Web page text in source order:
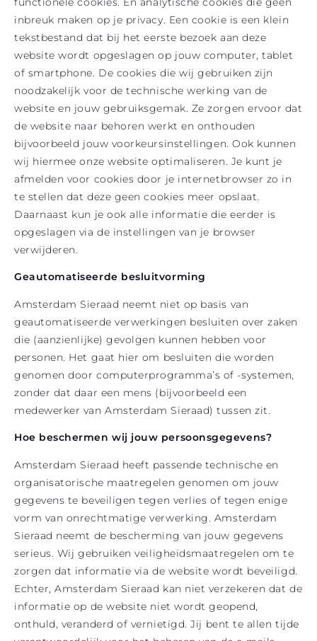
inbreuk maken op je privacy. Een cookie is een klein
tekstbestand dat bij het eerste bezoek aan deze
website wordt opgeslagen op jouw computer, tablet
of smartphone. De cookies die wij gebruiken zijn
noodzakelijk voor de technische werking van de
website en jouw gebruiksgemak. Ze zorgen ervoor dat
de website naar behoren werkt en onthouden
bijvoorbeeld jouw voorkeursinstellingen. Ook kunnen
wij hiermee onze website optimaliseren. Je kunt je
afmelden voor cookies door je internetbrowser zo in
te stellen dat deze geen cookies meer opslaat.
Daarnaast kun je ook alle informatie die eerder is
opgeslagen via de instellingen van je browser
verwijderen.
Geautomatiseerde besluitvorming
Amsterdam Sieraad neemt niet op basis van
geautomatiseerde verwerkingen besluiten over zaken
die (aanzienlijke) gevolgen kunnen hebben voor
personen. Het gaat hier om besluiten die worden
genomen door computerprogramma’s of -systemen,
zonder dat daar een mens (bijvoorbeeld een
medewerker van Amsterdam Sieraad) tussen zit.
Hoe beschermen wij jouw persoonsgegevens?
Amsterdam Sieraad heeft passende technische en
organisatorische maatregelen genomen om jouw
gegevens te beveiligen tegen verlies of tegen enige
vorm van onrechtmatige verwerking. Amsterdam
Sieraad neemt de bescherming van jouw gegevens
serieus. Wij gebruiken veiligheidsmaatregelen om te
zorgen dat informatie via de website wordt beveiligd.
Echter, Amsterdam Sieraad kan niet verzekeren dat de
informatie op de website niet wordt geopend,
onthuld, veranderd of vernietigd. Jij bent te allen tijde